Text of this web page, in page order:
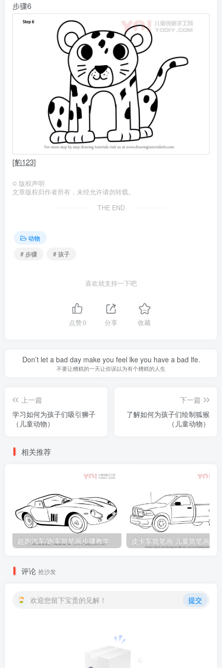
步骤6
[豹123]
© 版权声明
文章版权归作者所有，未经允许请勿转载。
THE END
动物
# 步骤
# 孩子
喜欢就支持一下吧
点赞0 分享 收藏
Don’t let a bad day make you feel lke you have a bad lfe.
不要让糟糕的一天让你误以为有个糟糕的人生
上一篇
学习如何为孩子们吸引狮子
（儿童动物）
下一篇
了解如何为孩子们绘制狐猴
（儿童动物）
相关推荐
超跑汽车/跑车简笔画步骤教学 皮卡车简笔画 儿童简笔画
评论 抢沙发
欢迎您留下宝贵的见解！ 提交